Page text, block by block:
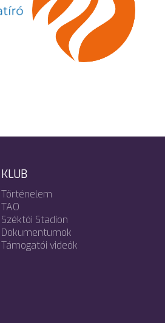
KLUB
Történelem
TAO
Széktói Stadion
Dokumentumok
Támogatói videók